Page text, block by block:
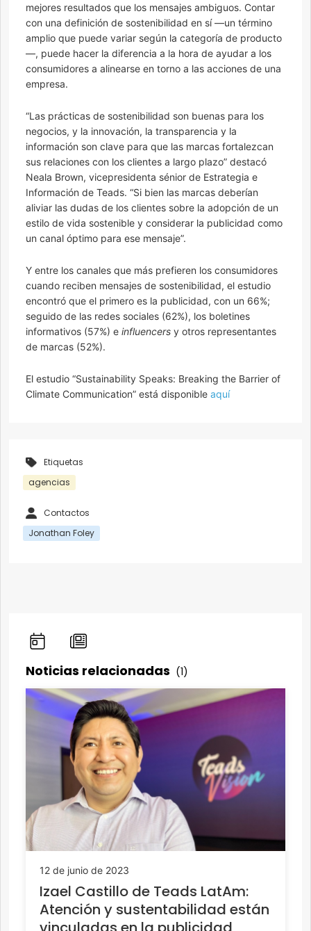
mejores resultados que los mensajes ambiguos. Contar
con una definición de sostenibilidad en sí —un término
amplio que puede variar según la categoría de producto
—, puede hacer la diferencia a la hora de ayudar a los
consumidores a alinearse en torno a las acciones de una
empresa.
“Las prácticas de sostenibilidad son buenas para los
negocios, y la innovación, la transparencia y la
información son clave para que las marcas fortalezcan
sus relaciones con los clientes a largo plazo” destacó
Neala Brown, vicepresidenta sénior de Estrategia e
Información de Teads. “Si bien las marcas deberían
aliviar las dudas de los clientes sobre la adopción de un
estilo de vida sostenible y considerar la publicidad como
un canal óptimo para ese mensaje”.
Y entre los canales que más prefieren los consumidores
cuando reciben mensajes de sostenibilidad, el estudio
encontró que el primero es la publicidad, con un 66%;
seguido de las redes sociales (62%), los boletines
informativos (57%) e influencers y otros representantes
de marcas (52%).
El estudio “Sustainability Speaks: Breaking the Barrier of
Climate Communication” está disponible aquí
Etiquetas
agencias
Contactos
Jonathan Foley
Noticias relacionadas (1)
12 de junio de 2023
Izael Castillo de Teads LatAm:
Atención y sustentabilidad están